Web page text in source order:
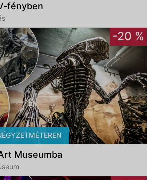
fényben
-20 %
Museumba